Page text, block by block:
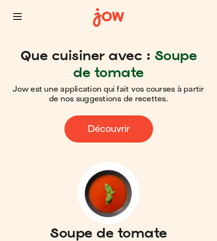
Que cuisiner avec : Soupe
de tomate
Jow est une application qui fait vos courses à partir
de nos suggestions de recettes.
Découvrir
Soupe de tomate